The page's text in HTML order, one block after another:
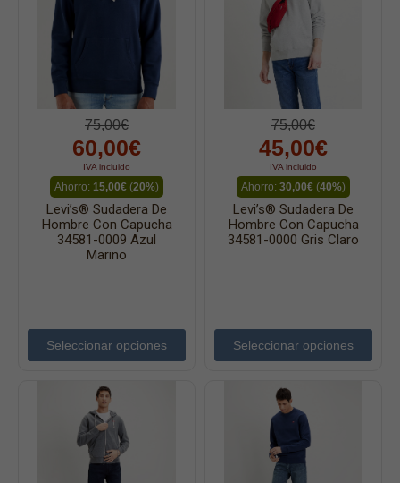
Pana mujer
Ropa interior
75,00€
60,00€
IVA incluido
Ahorro: 15,00€ (20%)
Levi’s® Sudadera De
Hombre Con Capucha
34581-0009 Azul
Marino
Seleccionar opciones
75,00€
45,00€
IVA incluido
Ahorro: 30,00€ (40%)
Levi’s® Sudadera De
Hombre Con Capucha
34581-0000 Gris Claro
Seleccionar opciones